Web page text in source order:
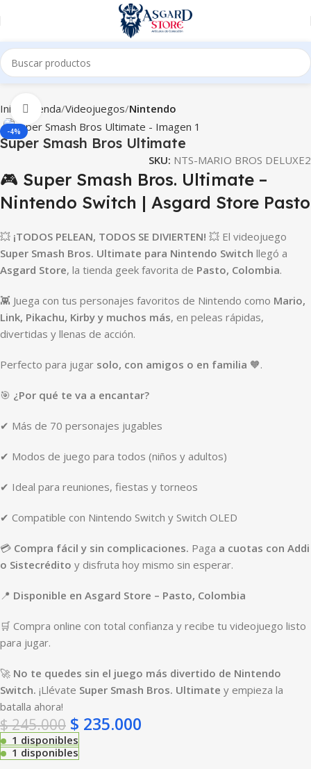
Inicio Tienda Videojuegos Nintendo
-4%
Clic para ampliar
Super Smash Bros Ultimate
SKU: NTS-MARIO BROS DELUXE2
🎮 Super Smash Bros. Ultimate –
Nintendo Switch | Asgard Store Pasto
💥 ¡TODOS PELEAN, TODOS SE DIVIERTEN! 💥 El videojuego
Super Smash Bros. Ultimate para Nintendo Switch llegó a
Asgard Store, la tienda geek favorita de Pasto, Colombia.
👾 Juega con tus personajes favoritos de Nintendo como Mario,
Link, Pikachu, Kirby y muchos más, en peleas rápidas,
divertidas y llenas de acción.
Perfecto para jugar solo, con amigos o en familia 🧡.
🎯 ¿Por qué te va a encantar?
✔ Más de 70 personajes jugables
✔ Modos de juego para todos (niños y adultos)
✔ Ideal para reuniones, fiestas y torneos
✔ Compatible con Nintendo Switch y Switch OLED
💳 Compra fácil y sin complicaciones. Paga a cuotas con Addi
o Sistecrédito y disfruta hoy mismo sin esperar.
📍 Disponible en Asgard Store – Pasto, Colombia
🛒 Compra online con total confianza y recibe tu videojuego listo
para jugar.
🚀 No te quedes sin el juego más divertido de Nintendo
Switch. ¡Llévate Super Smash Bros. Ultimate y empieza la
batalla ahora!
$245.000 $ 235.000
1 disponibles
1 disponibles